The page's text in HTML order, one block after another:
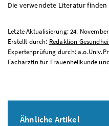
Die verwendete Literatur finden
Letzte Aktualisierung: 24.
Erstellt durch: Redaktion
Expertenprüfung durch:
Fachärztin für Frauenheilkunde
Ähnliche Artikel